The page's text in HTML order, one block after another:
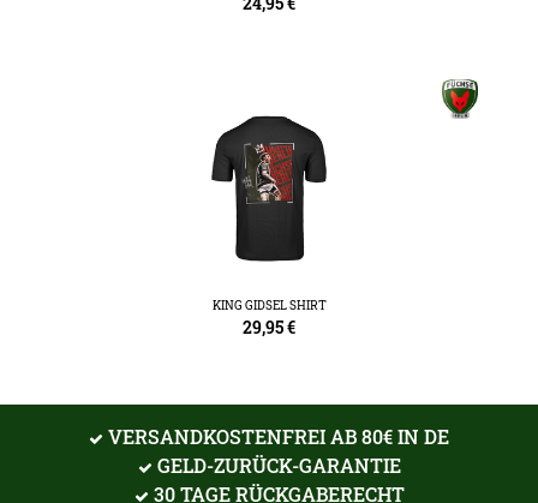
KING GIDSEL SHIRT
29,95€
VERSANDKOSTENFREI AB 80€ IN DE
GELD-ZURÜCK-GARANTIE
30 TAGE RÜCKGABERECHT